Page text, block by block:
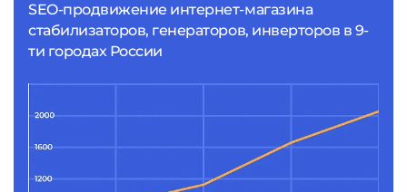
SEO-продвижение интернет-магазина
стабилизаторов, генераторов, инверторов в 9-
ти городах России